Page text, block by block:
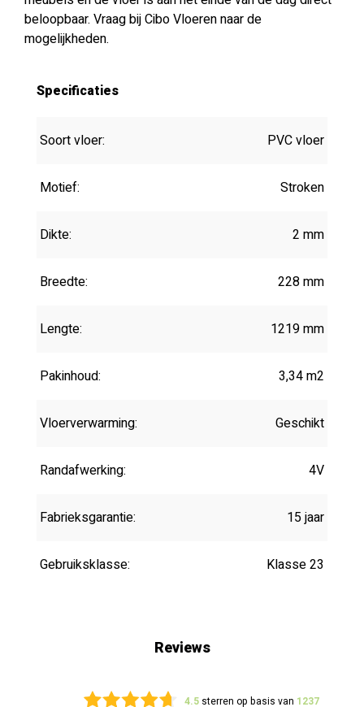
beloopbaar. Vraag bij Cibo Vloeren naar de
mogelijkheden.
Specificaties
Soort vloer: PVC vloer
Motief: Stroken
Dikte: 2 mm
Breedte: 228 mm
Lengte: 1219 mm
Pakinhoud: 3,34 m2
Vloerverwarming: Geschikt
Randafwerking: 4V
Fabrieksgarantie: 15 jaar
Gebruiksklasse: Klasse 23
Reviews
4.5 sterren op basis van 1237